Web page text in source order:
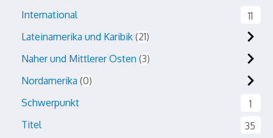
International
11
Lateinamerika und Karibik 21
Naher und Mittlerer Osten 3
Nordamerika 0
Schwerpunkt
1
Titel
35